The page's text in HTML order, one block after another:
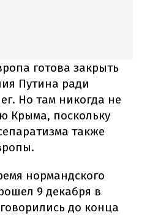
готова закрыть
Путина ради
Но там никогда не
Крыма, поскольку
также
нормандского
9 декабря в
до конца